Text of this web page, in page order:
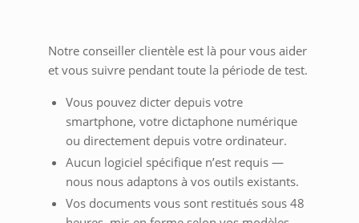
Notre conseiller clientèle est là pour vous aider
et vous suivre pendant toute la période de test.
Vous pouvez dicter depuis votre
smartphone, votre dictaphone numérique
ou directement depuis votre ordinateur.
Aucun logiciel spécifique n’est requis —
nous nous adaptons à vos outils existants.
Vos documents vous sont restitués sous 48